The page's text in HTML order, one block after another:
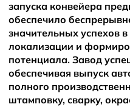
запуска конвейера
обеспечило
значительных успехов
локализации и
потенциала. Завод
обеспечивая выпуск
полного
штамповку, сварку,